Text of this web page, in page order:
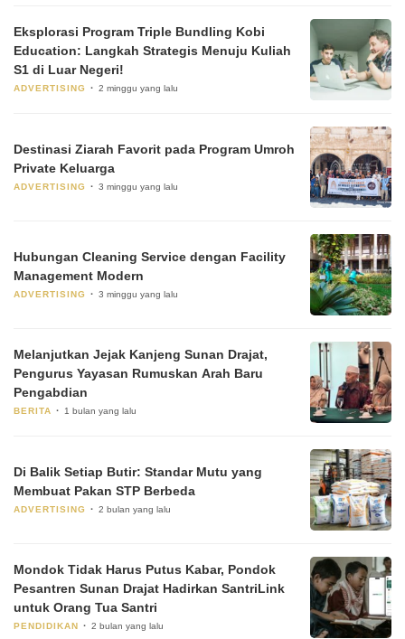
Eksplorasi Program Triple Bundling Kobi
Education: Langkah Strategis Menuju Kuliah
S1 di Luar Negeri!
ADVERTISING 2 minggu yang lalu
Destinasi Ziarah Favorit pada Program Umroh
Private Keluarga
ADVERTISING 3 minggu yang lalu
Hubungan Cleaning Service dengan Facility
Management Modern
ADVERTISING 3 minggu yang lalu
Melanjutkan Jejak Kanjeng Sunan Drajat,
Pengurus Yayasan Rumuskan Arah Baru
Pengabdian
BERITA 1 bulan yang lalu
Di Balik Setiap Butir: Standar Mutu yang
Membuat Pakan STP Berbeda
ADVERTISING 2 bulan yang lalu
Mondok Tidak Harus Putus Kabar, Pondok
Pesantren Sunan Drajat Hadirkan SantriLink
untuk Orang Tua Santri
PENDIDIKAN 2 bulan yang lalu